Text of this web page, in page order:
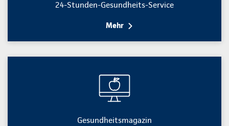
24-Stunden-Gesundheits-Service
Mehr
Gesundheitsmagazin